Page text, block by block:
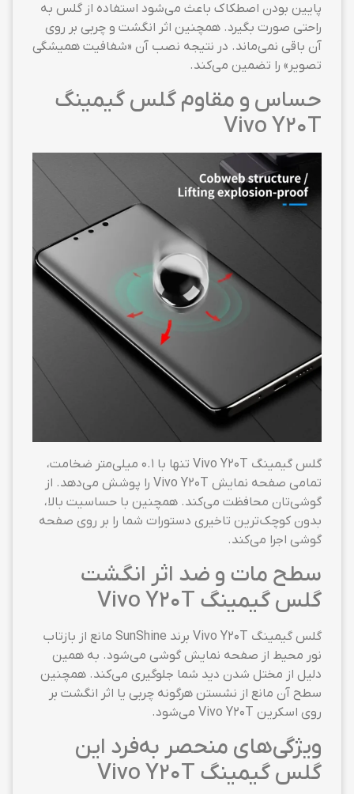
پایین بودن اصطکاک باعث می‌شود استفاده از گلس به
راحتی صورت بگیرد. همچنین اثر انگشت و چربی بر روی
آن باقی نمی‌ماند. در نتیجه نصب آن «شفافیت همیشگی
تصویر» را تضمین می‌کند.
حساس و مقاوم گلس گیمینگ
Vivo Y20T
گلس گیمینگ Vivo Y20T تنها با ۰.۱ میلی‌متر ضخامت،
تمامی صفحه نمایش Vivo Y20T را پوشش می‌دهد. از
گوشی‌تان محافظت می‌کند. همچنین با حساسیت بالا،
بدون کوچک‌ترین تاخیری دستورات شما را بر روی صفحه
گوشی اجرا می‌کند.
سطح مات و ضد اثر انگشت
گلس گیمینگ Vivo Y20T
گلس گیمینگ Vivo Y20T برند SunShine مانع از بازتاب
نور محیط از صفحه نمایش گوشی می‌شود. به همین
دلیل از مختل شدن دید شما جلوگیری می‌کند. همچنین
سطح آن مانع از نشستن هرگونه چربی یا اثر انگشت بر
روی اسکرین Vivo Y20T می‌شود.
ویژگی‌های منحصر به‌فرد این
گلس گیمینگ Vivo Y20T